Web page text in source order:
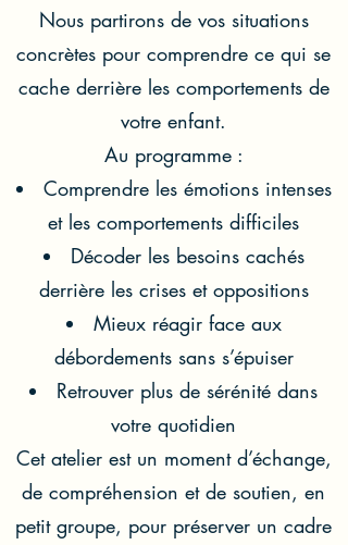
Nous partirons de vos situations
concrètes pour comprendre ce qui se
cache derrière les comportements de
votre enfant.
Au programme :
Comprendre les émotions intenses
et les comportements difficiles
Décoder les besoins cachés
derrière les crises et oppositions
Mieux réagir face aux
débordements sans s’épuiser
Retrouver plus de sérénité dans
votre quotidien
Cet atelier est un moment d’échange,
de compréhension et de soutien, en
petit groupe, pour préserver un cadre